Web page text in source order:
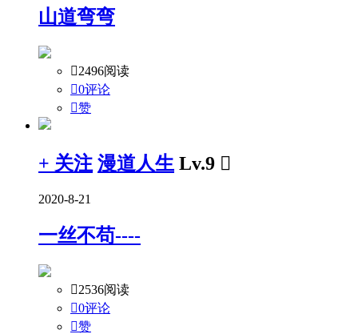
山道弯弯
2496阅读
0评论
赞
+ 关注 漫道人生 Lv.9 
2020-8-21
一丝不苟----
2536阅读
0评论
赞